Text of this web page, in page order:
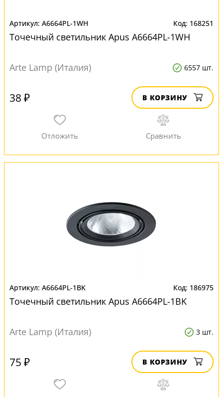
A6664PL-1WH 168251
Точечный светильник Apus A6664PL-1WH
Arte Lamp (Италия) 6557 шт.
38 ₽ В КОРЗИНУ
A6664PL-1BK 186975
Точечный светильник Apus A6664PL-1BK
Arte Lamp (Италия) 3 шт.
75 ₽ В КОРЗИНУ